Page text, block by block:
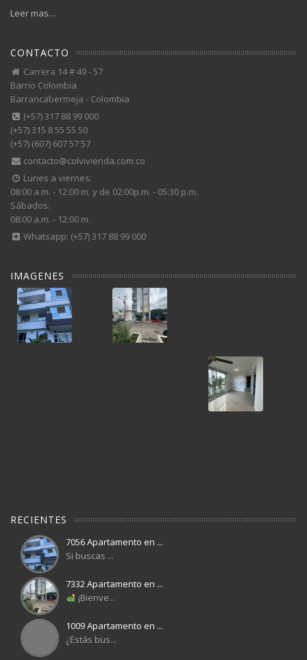
Leer mas…
CONTACTO
Carrera 14 # 49 - 57
Barrio Colombia
Barrancabermeja - Colombia
(+57) 317 88 99 000
(+57) 315 8 55 55 50
(+57) (607) 607 57 57
contacto@colvivienda.com.co
Lunes a viernes:
08:00 a.m. - 12:00 m. y de 02:00p.m. - 05:30 p.m.
Sábados:
08:00 a.m. - 12:00 m.
Whatsapp: (+57) 317 88 99 000
IMAGENES
RECIENTES
7056 Apartamento en ...
Si buscas ...
7332 Apartamento en ...
¡Bienve...
1009 Apartamento en ...
¿Estás bus...